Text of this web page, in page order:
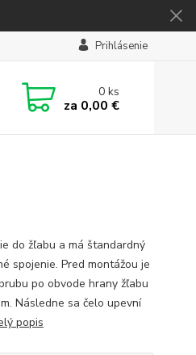
Prihlásenie
0ks
za 0,00 €
do žľabu a má štandardný
spojenie. Pred montážou je
po obvode hrany žľabu
Následne sa čelo upevní
popis